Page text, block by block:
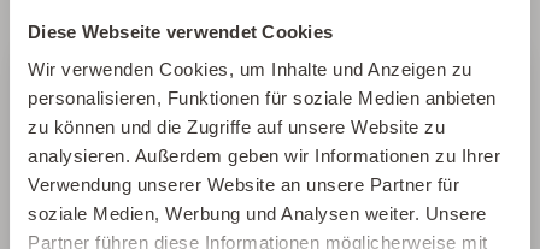
Diese Webseite verwendet Cookies
Wir verwenden Cookies, um Inhalte und Anzeigen zu
personalisieren, Funktionen für soziale Medien anbieten
zu können und die Zugriffe auf unsere Website zu
analysieren. Außerdem geben wir Informationen zu Ihrer
Verwendung unserer Website an unsere Partner für
soziale Medien, Werbung und Analysen weiter. Unsere
Partner führen diese Informationen möglicherweise mit
Über die Baubiologie
Die Baubiologie beschäftigt sich mit der
Beziehung zwischen Menschen und ihrer
gebauten Umwelt. Wie wirken sich Gebäude,